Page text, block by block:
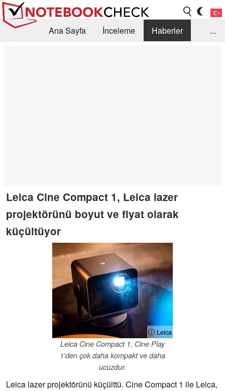
Ana Sayfa İnceleme
Haberler
...
Leica Cine Compact 1, Leica lazer
projektörünü boyut ve fiyat olarak
küçültüyor
ⓘ Leica
Leica Cine Compact 1, Cine Play
1'den çok daha kompakt ve daha
ucuzdur.
Leica lazer projektörünü küçülttü. Cine Compact 1 ile Leica,